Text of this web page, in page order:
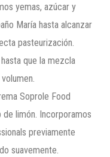
yemas, azúcar y
María hasta alcanzar
pasteurización.
que la mezcla
Soprole Food
limón. Incorporamos
previamente
suavemente.